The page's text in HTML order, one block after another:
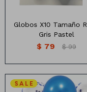
Globos X10 Tamaño
Gris Pastel
$ 79 $ 99
Animales